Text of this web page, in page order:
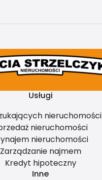
Usługi
nieruchomości
nieruchomości
nieruchomości
Zarządzanie najmem
Kredyt hipoteczny
Inne